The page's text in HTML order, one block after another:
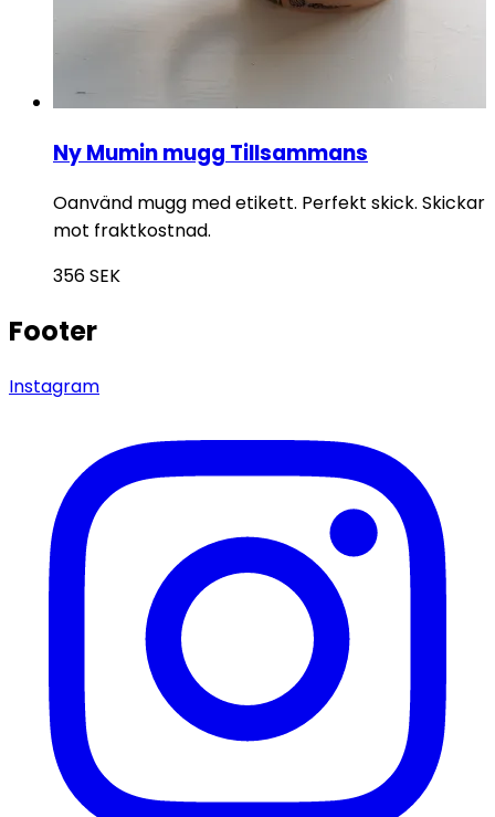
Ny Mumin mugg Tillsammans
Oanvänd mugg med etikett. Perfekt skick. Skickar
mot fraktkostnad.
356SEK
Footer
Instagram